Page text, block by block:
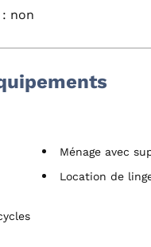
: non
Ménage avec
Location de